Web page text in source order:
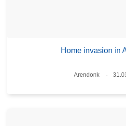
Home invasion in
Plaats
Arendonk